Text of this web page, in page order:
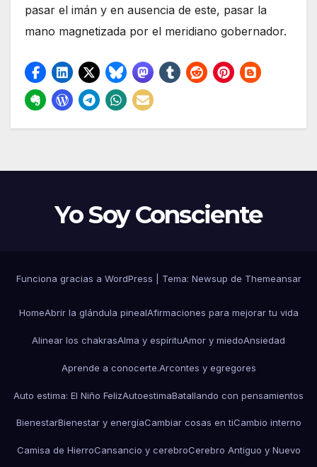
pasar el imán y en ausencia de este, pasar la
mano magnetizada por el meridiano gobernador.
Yo Soy Consciente
Funciona gracias a WordPress Tema: Newsup de Themeansar
HomeAbrir la glándula pinealAfirmaciones para mejorar tu vida
Alinear los chakrasAlma y espírituAmor y miedoAnsiedad
Aprende a conocerte.Arcontes y egregores
Auto estima: El Niño FelizAutoestimaBatallando con pensamientos
BienestarBienestar y energíaCambiar cosas en tiCambio interno
Camisa de HierroCansancio y cerebroCerebro Antiguo y Nuevo